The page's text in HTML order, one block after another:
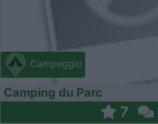
Campeggio
Camping du Parc
7